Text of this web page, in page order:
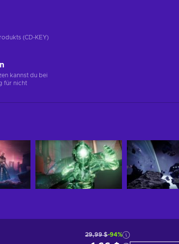
(CD-KEY)
kannst du bei
für nicht
29,99 $-94%